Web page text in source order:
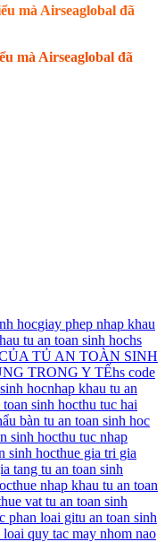
mà Airseaglobal đã
mà Airseaglobal đã
hocgiay phep nhap khau
tu an toan sinh hochs
TỦ AN TOÀN SINH
TRONG Y TẾhs code
hocnhap khau tu an
sinh hocthu tuc hai
bàn tu an toan sinh hoc
sinh hocthu tuc nhap
sinh hocthue gia tri gia
tang tu an toan sinh
thue nhap khau tu an toan
vat tu an toan sinh
phan loai gitu an toan sinh
quy tac may nhom nao